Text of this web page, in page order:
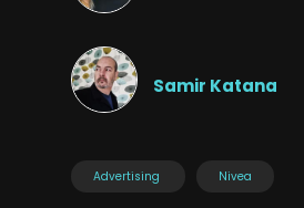
Samir Katana
Advertising Nivea